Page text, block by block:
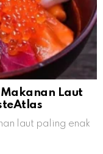
Laut
laut paling enak